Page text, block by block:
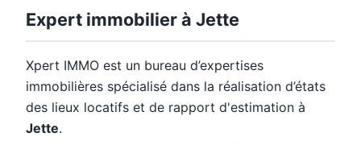
Expert immobilier à Jette
Xpert IMMO est un bureau d’expertises
immobilières spécialisé dans la réalisation d’états
des lieux locatifs et de rapport d'estimation à
Jette.